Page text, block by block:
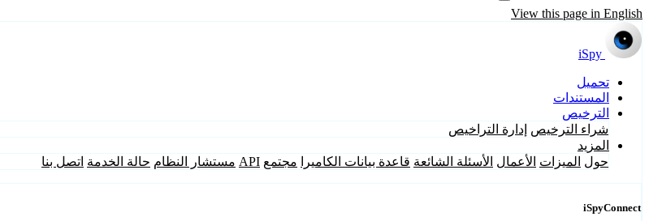
View this page in English
iSpy
تحميل
المستندات
الترخيص
شراء الترخيص إدارة التراخيص
المزيد
حول الميزات الأعمال الأسئلة الشائعة قاعدة بيانات الكاميرا مجتمع API مستشار النظام حالة الخدمة اتصل بنا
iSpyConnect